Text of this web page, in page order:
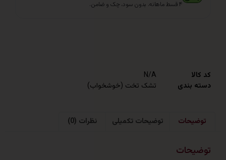
تشک تخت (خوشخواب)
توضیحات تکمیلی نظرات (0)